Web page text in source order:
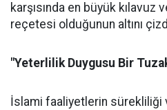
karşısında en büyük kılavuz
reçetesi olduğunun altını
"Yeterlilik Duygusu Bir
İslami faaliyetlerin sürekliliği